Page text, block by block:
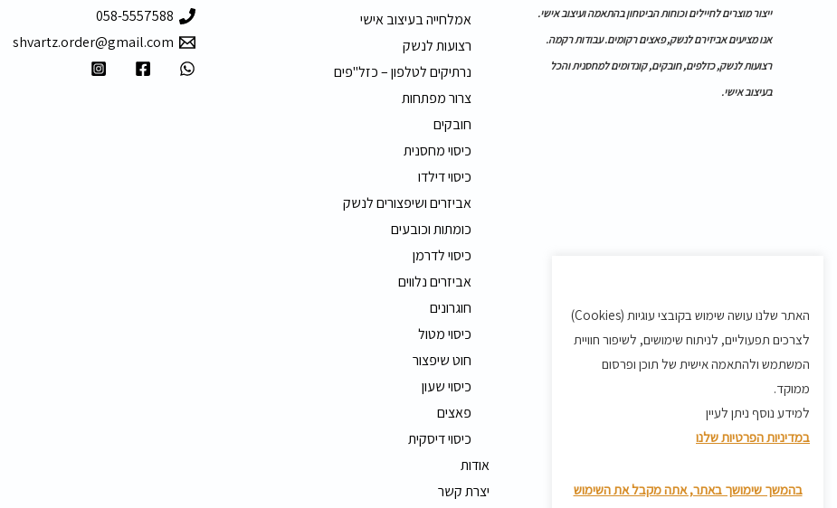
ייצור מוצרים לחיילים וכוחות הביטחון בהתאמה ועיצוב אישי.
אנו מציעים אביזירם לנשק, פאצים רקומים. עבודות רקמה.
רצועות לנשק, כזלפים, חובקים, קונדומים למחסנית והכל
בעיצוב אישי.
אמלחייה בעיצוב אישי
רצועות לנשק
נרתיקים לטלפון – כזל"פים
צרור מפתחות
חובקים
כיסוי מחסנית
כיסוי דילדו
אביזרים ושיפצורים לנשק
כומתות וכובעים
כיסוי לדרמן
אביזרים נלווים
חוגרונים
כיסוי מטול
חוט שיפצור
כיסוי שעון
פאצים
כיסוי דיסקית
אודות
יצרת קשר
058-5557588
shvartz.order@gmail.com
האתר שלנו עושה שימוש בקובצי עוגיות (Cookies)
לצרכים תפעוליים, לניתוח שימושים, לשיפור חוויית
המשתמש ולהתאמה אישית של תוכן ופרסום
ממוקד.
למידע נוסף ניתן לעיין
במדיניות הפרטיות שלנו
בהמשך שימושך באתר, אתה מקבל את השימוש